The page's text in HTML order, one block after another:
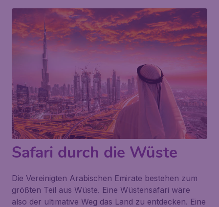
Safari durch die Wüste
Die Vereinigten Arabischen Emirate bestehen zum
größten Teil aus Wüste. Eine Wüstensafari wäre
also der ultimative Weg das Land zu entdecken. Eine